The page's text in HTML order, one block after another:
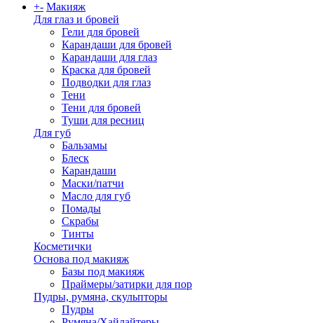
+- Макияж
Для глаз и бровей
Гели для бровей
Карандаши для бровей
Карандаши для глаз
Краска для бровей
Подводки для глаз
Тени
Тени для бровей
Туши для ресниц
Для губ
Бальзамы
Блеск
Карандаши
Маски/патчи
Масло для губ
Помады
Скрабы
Тинты
Косметички
Основа под макияж
Базы под макияж
Праймеры/затирки для пор
Пудры, румяна, скульпторы
Пудры